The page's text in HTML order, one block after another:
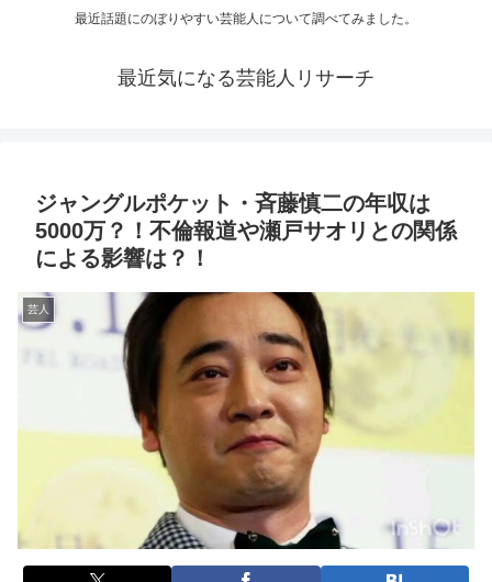
最近話題にのぼりやすい芸能人について調べてみました。
最近気になる芸能人リサーチ
ジャングルポケット・斉藤慎二の年収は
5000万？！不倫報道や瀬戸サオリとの関係
による影響は？！
芸人